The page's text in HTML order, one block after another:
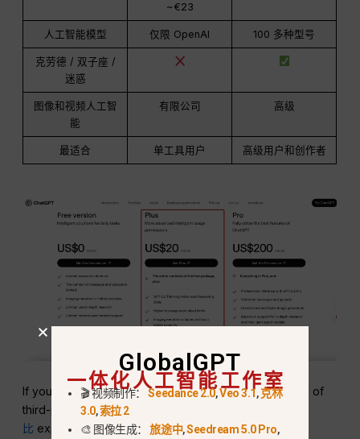
~€23
人工智能模型 仅限 OpenAI 100 多种型号
克劳德 / 双子座 /
迷惑
图像和视频人工智
能
有限公司 高级
最适合 单工具用户 高级用户和创作者
If you are deciding between OpenAI plan tiers instead of
third-party platforms, the
比 explains when upgrading above Plus makes sense
GlobalGPT
一体化人工智能工作室
🎬 视频制作：Seedance 2.0,Veo 3.1,克林
3.0,索拉 2
🎨 图像生成：旅途中,Seedream 5.0 Pro,